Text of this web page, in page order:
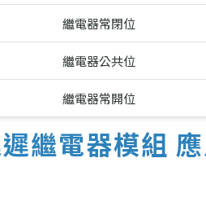
繼電器常閉位
繼電器公共位
繼電器常開位
繼電器模組